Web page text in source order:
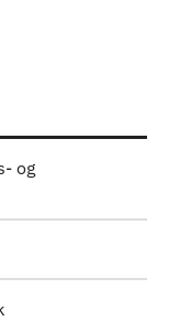
og